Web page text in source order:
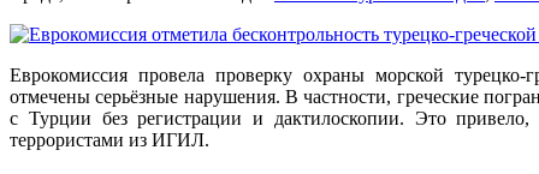
Еврокомиссия провела проверку охраны морской
отмечены серьёзные нарушения. В частности, греческие
с Турции без регистрации и дактилоскопии. Это
террористами из ИГИЛ.